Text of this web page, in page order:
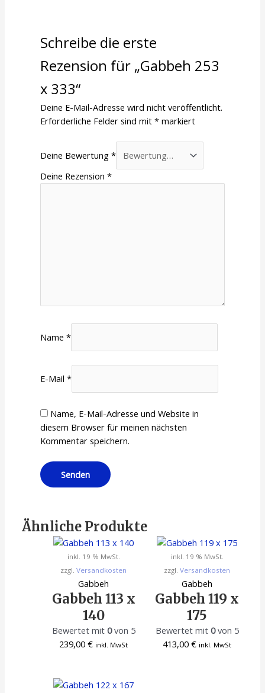
Schreibe die erste
Rezension für „Gabbeh 253
x 333“
Deine E-Mail-Adresse wird nicht veröffentlicht.
Erforderliche Felder sind mit* markiert
Deine Bewertung*
Deine Rezension*
Name*
E-Mail*
Name, E-Mail-Adresse und Website in
diesem Browser für meinen nächsten
Kommentar speichern.
Ähnliche Produkte
inkl. 19 % MwSt.
zzgl.Versandkosten
Gabbeh
Gabbeh 113 x
140
Bewertet mit 0von 5
239,00€ inkl. MwSt
inkl. 19 % MwSt.
zzgl.Versandkosten
Gabbeh
Gabbeh 119 x
175
Bewertet mit 0von 5
413,00€ inkl. MwSt